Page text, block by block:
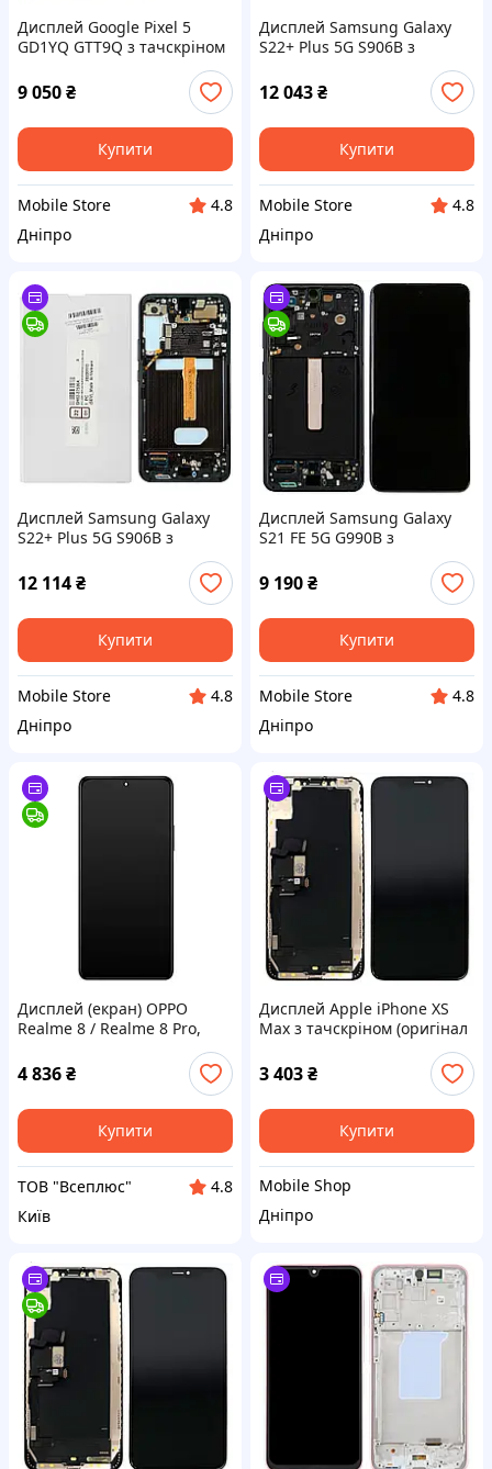
Дисплей Google Pixel 5
GD1YQ GTT9Q з тачскріном
(оригінал REF з рамкою та
динаміком)
9 050₴
Купити
Mobile Store
4.8
Дніпро
Дисплей Samsung Galaxy
S22+ Plus 5G S906B з
тачскріном (оригінал 100%
з зеленою рамкою)
12 043₴
Купити
Mobile Store
4.8
Дніпро
Дисплей Samsung Galaxy
S22+ Plus 5G S906B з
тачскріном (оригінал 100%
з чорною рамкою)
12 114₴
Купити
Mobile Store
4.8
Дніпро
Дисплей Samsung Galaxy
S21 FE 5G G990B з
тачскріном (оригінал 100%
з сірою рамкою)
9 190₴
Купити
Mobile Store
4.8
Дніпро
Дисплей (екран) OPPO
Realme 8 / Realme 8 Pro,
сенсорним склом, Без
рамки, Чорний
4 836₴
Купити
ТОВ "Всеплюс"
4.8
Київ
Дисплей Apple iPhone XS
Max з тачскріном (оригінал
3 403₴
Купити
Mobile Shop
Дніпро